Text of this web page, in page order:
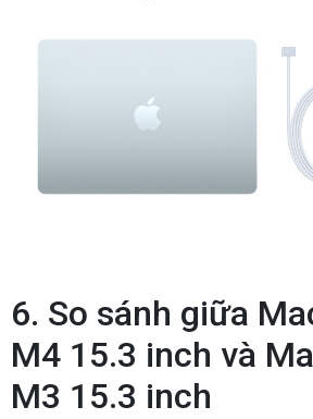
6. So sánh giữa
M4 15.3 inch và
M3 15.3 inch